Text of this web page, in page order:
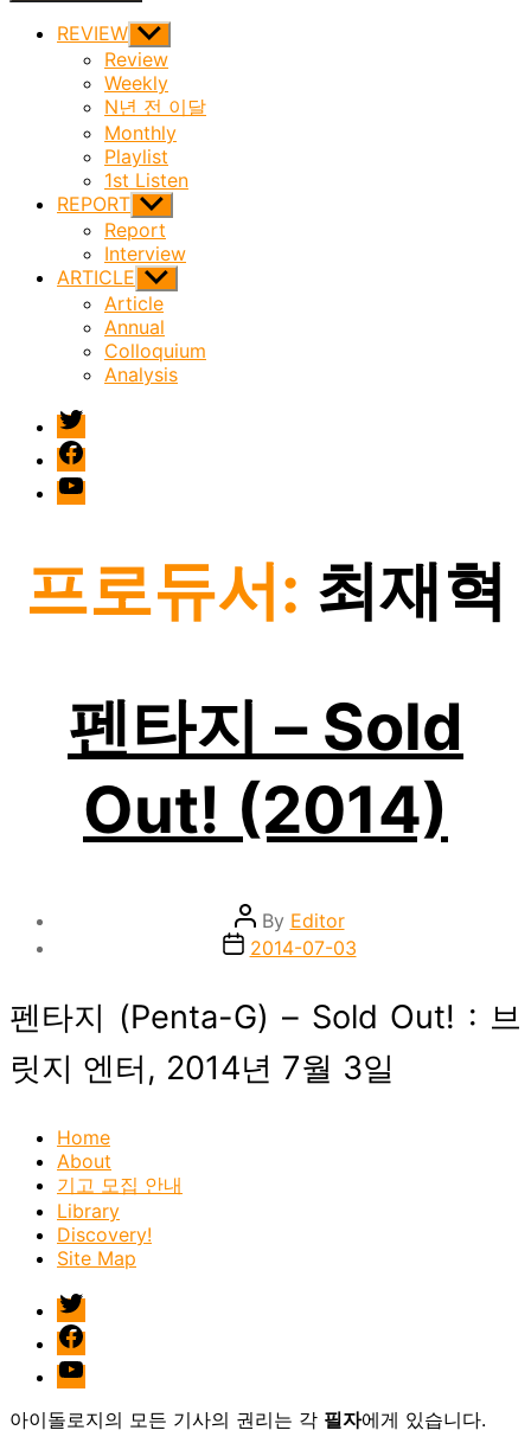
REVIEW Show
sub
menu
Review
Weekly
N년 전 이달
Monthly
Playlist
1st Listen
REPORT Show
sub
menu
Report
Interview
ARTICLE Show
sub
menu
Article
Annual
Colloquium
Analysis
twitter
facebook
Youtube
프로듀서: 최재혁
펜타지 – Sold
Out! (2014)
Post
author
By Editor
Post2014-07-03
펜타지 (Penta-G) – Sold Out! : 브
릿지 엔터, 2014년 7월 3일
Home
About
기고 모집 안내
Library
Discovery!
Site Map
twitter
facebook
Youtube
아이돌로지의 모든 기사의 권리는 각 필자에게 있습니다.